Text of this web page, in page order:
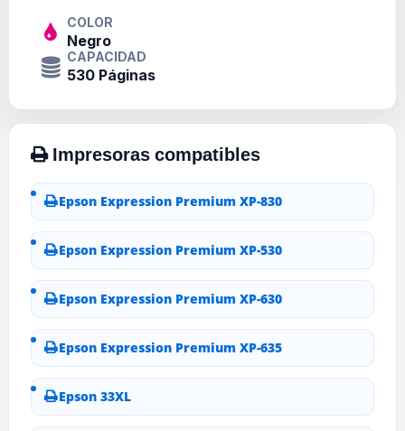
COLOR
Negro
CAPACIDAD
530 Páginas
Epson Expression Premium XP-830
Epson Expression Premium XP-530
Epson Expression Premium XP-630
Epson Expression Premium XP-635
Epson 33XL